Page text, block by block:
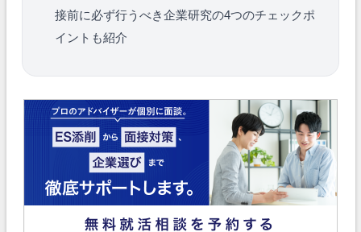
接前に必ず行うべき企業研究の4つのチェックポ
イントも紹介